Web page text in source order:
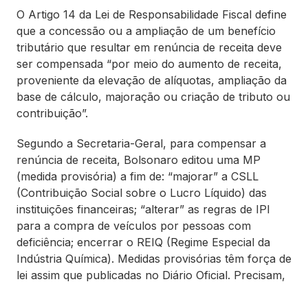
O Artigo 14 da Lei de Responsabilidade Fiscal define
que a concessão ou a ampliação de um benefício
tributário que resultar em renúncia de receita deve
ser compensada “por meio do aumento de receita,
proveniente da elevação de alíquotas, ampliação da
base de cálculo, majoração ou criação de tributo ou
contribuição”.
Segundo a Secretaria-Geral, para compensar a
renúncia de receita, Bolsonaro editou uma MP
(medida provisória) a fim de: “majorar” a CSLL
(Contribuição Social sobre o Lucro Líquido) das
instituições financeiras; “alterar” as regras de IPI
para a compra de veículos por pessoas com
deficiência; encerrar o REIQ (Regime Especial da
Indústria Química). Medidas provisórias têm força de
lei assim que publicadas no Diário Oficial. Precisam,